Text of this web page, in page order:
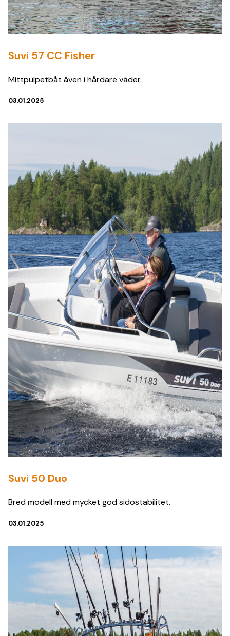
Suvi 57 CC Fisher
Mittpulpetbåt även i hårdare väder.
03.01.2025
Suvi 50 Duo
Bred modell med mycket god sidostabilitet.
03.01.2025